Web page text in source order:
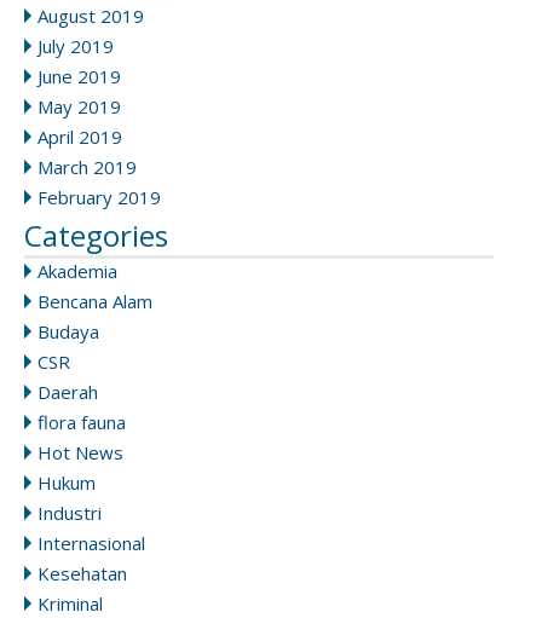
August 2019
July 2019
June 2019
May 2019
April 2019
March 2019
February 2019
Categories
Akademia
Bencana Alam
Budaya
CSR
Daerah
flora fauna
Hot News
Hukum
Industri
Internasional
Kesehatan
Kriminal